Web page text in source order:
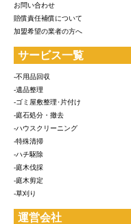
お問い合わせ
賠償責任補償について
加盟希望の業者の方へ
サービス一覧
-不用品回収
-遺品整理
-ゴミ屋敷整理･片付け
-庭石処分・撤去
-ハウスクリーニング
-特殊清掃
-ハチ駆除
-庭木伐採
-庭木剪定
-草刈り
運営会社